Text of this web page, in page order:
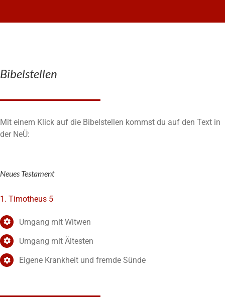
Bibelstellen
Mit einem Klick auf die Bibelstellen kommst du auf den Text in
der NeÜ:
Neues Testament
1. Timotheus 5
Umgang mit Witwen
Umgang mit Ältesten
Eigene Krankheit und fremde Sünde